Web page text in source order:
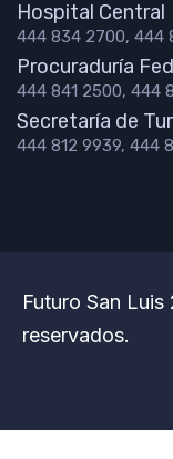
Hospital Central
444 834 2700, 444
Procuraduría
444 841 2500, 444
Secretaría de
444 812 9939, 444
Futuro San
reservados.